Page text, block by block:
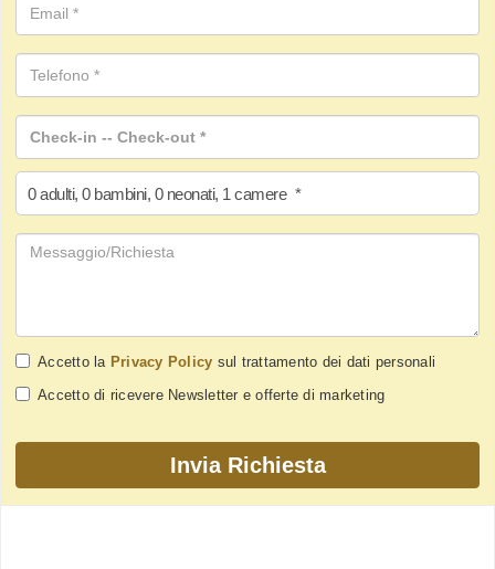
0 adulti, 0 bambini, 0 neonati, 1 camere *
Accetto la Privacy Policy sul trattamento dei dati personali
Accetto di ricevere Newsletter e offerte di marketing